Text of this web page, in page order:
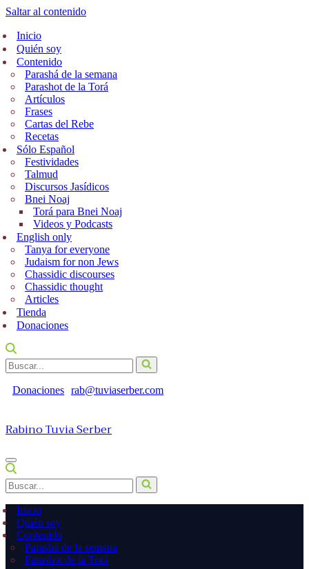
Saltar al contenido
Inicio
Quién soy
Contenido
Parashá de la semana
Parashot de la Torá
Artículos
Frases
Cartas del Rebe
Recetas
Sólo Español
Festividades
Talmud
Discursos Jasídicos
Bnei Noaj
Torá para Bnei Noaj
Videos y Podcasts
English only
Tanya for everyone
Judaism for non Jews
Chassidic discourses
Chassidic thought
Articles
Tienda
Donaciones
Buscar...
Donaciones rab@tuviaserber.com
Rabino Tuvia Serber
Menú
de
navegación
Buscar...
Inicio
Quién soy
Contenido
Parashá de la semana
Parashot de la Torá